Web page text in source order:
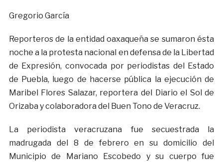
Gregorio García
Reporteros de la entidad oaxaqueña se sumaron ésta
noche a la protesta nacional en defensa de la Libertad
de Expresión, convocada por periodistas del Estado
de Puebla, luego de hacerse pública la ejecución de
Maribel Flores Salazar, reportera del Diario el Sol de
Orizaba y colaboradora del Buen Tono de Veracruz.
La periodista veracruzana fue secuestrada la
madrugada del 8 de febrero en su domicilio del
Municipio de Mariano Escobedo y su cuerpo fue